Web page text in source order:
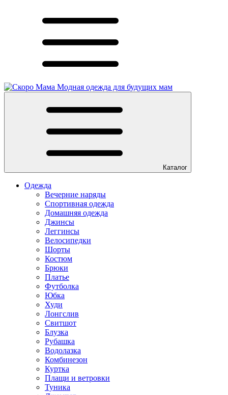
Модная одежда для будущих мам
Каталог
Одежда
Вечерние наряды
Спортивная одежда
Домашняя одежда
Джинсы
Леггинсы
Велосипедки
Шорты
Костюм
Брюки
Платье
Футболка
Юбка
Худи
Лонгслив
Свитшот
Блузка
Рубашка
Водолазка
Комбинезон
Куртка
Плащи и ветровки
Туника